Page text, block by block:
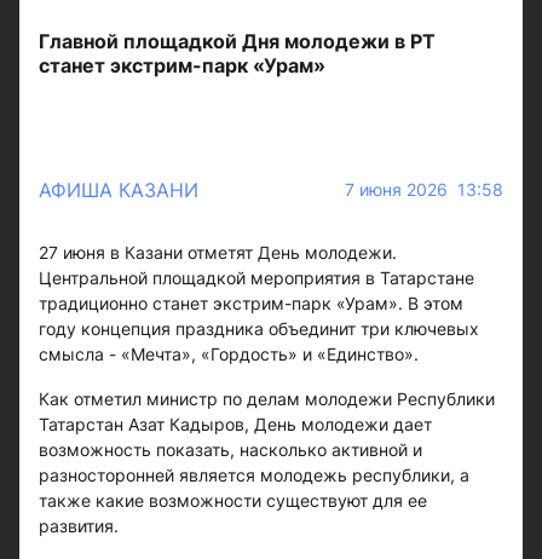
Главной площадкой Дня молодежи в РТ
станет экстрим-парк «Урам»
АФИША КАЗАНИ 7 июня 2026 13:58
27 июня в Казани отметят День молодежи.
Центральной площадкой мероприятия в Татарстане
традиционно станет экстрим-парк «Урам». В этом
году концепция праздника объединит три ключевых
смысла - «Мечта», «Гордость» и «Единство».
Как отметил министр по делам молодежи Республики
Татарстан Азат Кадыров, День молодежи дает
возможность показать, насколько активной и
разносторонней является молодежь республики, а
также какие возможности существуют для ее
развития.